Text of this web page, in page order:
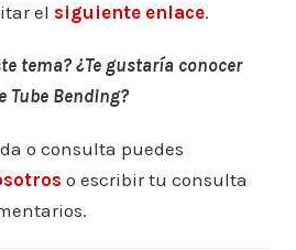
el siguiente enlace.
tema? ¿Te gustaría conocer
Tube Bending?
o consulta puedes
o escribir tu consulta